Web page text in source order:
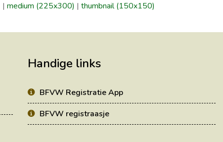
| medium (225x300) | thumbnail (150x150)
Handige links
BFVW Registratie App
BFVW registraasje